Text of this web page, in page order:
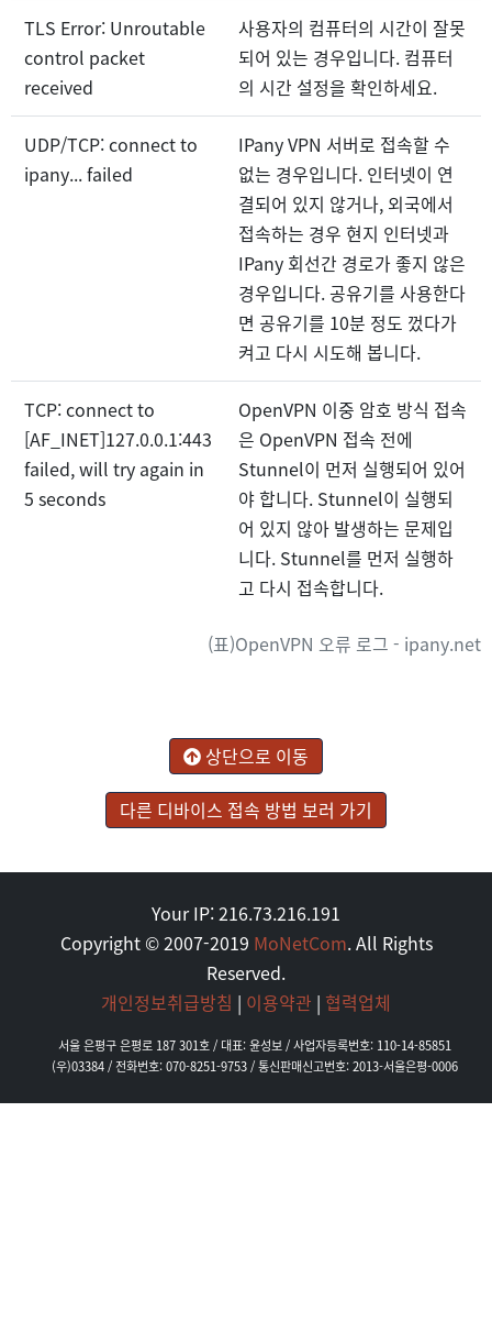
(표)OpenVPN 오류 로그 - ipany.net
TLS Error: Unroutable
control packet
received
사용자의 컴퓨터의 시간이 잘못
되어 있는 경우입니다. 컴퓨터
의 시간 설정을 확인하세요.
UDP/TCP: connect to
ipany... failed
IPany VPN 서버로 접속할 수
없는 경우입니다. 인터넷이 연
결되어 있지 않거나, 외국에서
접속하는 경우 현지 인터넷과
IPany 회선간 경로가 좋지 않은
경우입니다. 공유기를 사용한다
면 공유기를 10분 정도 껐다가
켜고 다시 시도해 봅니다.
TCP: connect to
[AF_INET]127.0.0.1:443
failed, will try again in
5 seconds
OpenVPN 이중 암호 방식 접속
은 OpenVPN 접속 전에
Stunnel이 먼저 실행되어 있어
야 합니다. Stunnel이 실행되
어 있지 않아 발생하는 문제입
니다. Stunnel를 먼저 실행하
고 다시 접속합니다.
상단으로 이동
다른 디바이스 접속 방법 보러 가기
Your IP: 216.73.216.191
Copyright © 2007-2019 MoNetCom. All Rights
Reserved.
개인정보취급방침 | 이용약관 | 협력업체
서울 은평구 은평로 187 301호 / 대표: 윤성보 / 사업자등록번호: 110-14-85851
(우)03384 / 전화번호: 070-8251-9753 / 통신판매신고번호: 2013-서울은평-0006